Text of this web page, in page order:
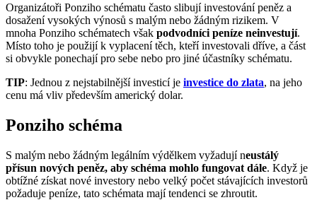
Organizátoři Ponziho schématu často slibují investování peněz a
dosažení vysokých výnosů s malým nebo žádným rizikem. V
mnoha Ponziho schématech však podvodníci peníze neinvestují.
Místo toho je použijí k vyplacení těch, kteří investovali dříve, a část
si obvykle ponechají pro sebe nebo pro jiné účastníky schématu.
TIP: Jednou z nejstabilnější investicí je investice do zlata, na jeho
cenu má vliv především americký dolar.
Ponziho schéma
S malým nebo žádným legálním výdělkem vyžadují neustálý
přísun nových peněz, aby schéma mohlo fungovat dále. Když je
obtížné získat nové investory nebo velký počet stávajících investorů
požaduje peníze, tato schémata mají tendenci se zhroutit.